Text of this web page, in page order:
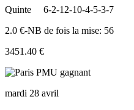
Quinte
6-2-12-10-4-5-3-7
2.0 €-NB de fois la mise: 56
3451.40 €
mardi 28 avril